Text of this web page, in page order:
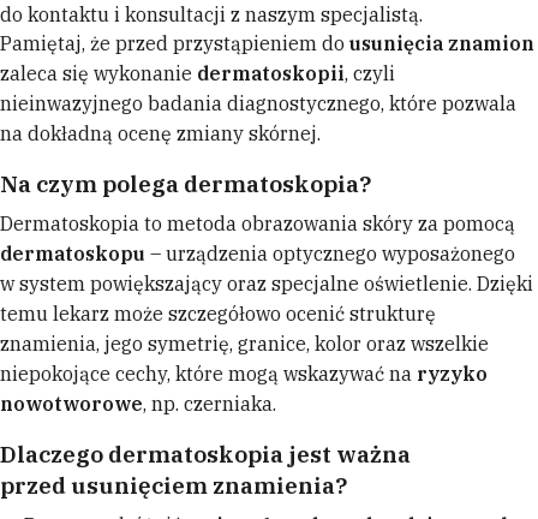
do kontaktu i konsultacji z naszym specjalistą.
Pamiętaj, że przed przystąpieniem do usunięcia znamion
zaleca się wykonanie dermatoskopii, czyli
nieinwazyjnego badania diagnostycznego, które pozwala
na dokładną ocenę zmiany skórnej.
Na czym polega dermatoskopia?
Dermatoskopia to metoda obrazowania skóry za pomocą
dermatoskopu – urządzenia optycznego wyposażonego
w system powiększający oraz specjalne oświetlenie. Dzięki
temu lekarz może szczegółowo ocenić strukturę
znamienia, jego symetrię, granice, kolor oraz wszelkie
niepokojące cechy, które mogą wskazywać na ryzyko
nowotworowe, np. czerniaka.
Dlaczego dermatoskopia jest ważna
przed usunięciem znamienia?